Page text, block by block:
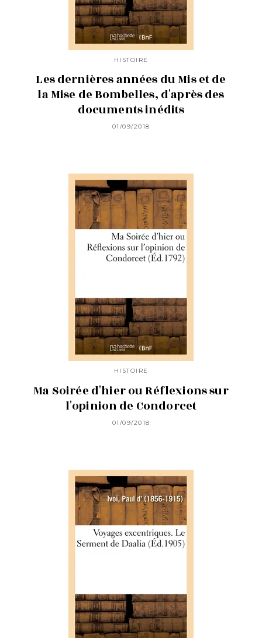
HISTOIRE
Les dernières années du Mis et de
la Mise de Bombelles, d'après des
documents inédits
01/09/2018
HISTOIRE
Ma Soirée d'hier ou Réflexions sur
l'opinion de Condorcet
01/09/2018